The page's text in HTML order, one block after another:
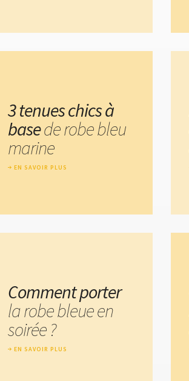
3 tenues chics à
basede robe bleu
marine
EN SAVOIR PLUS
Comment porter
la robe bleue en
soirée ?
EN SAVOIR PLUS